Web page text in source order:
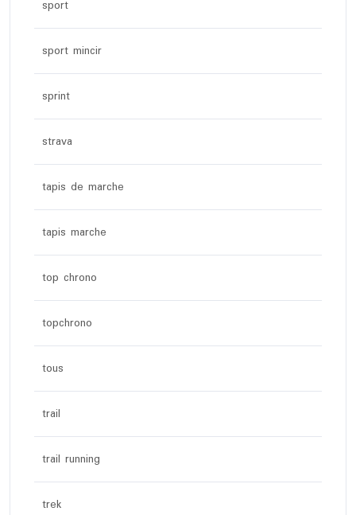
sport
sport mincir
sprint
strava
tapis de marche
tapis marche
top chrono
topchrono
tous
trail
trail running
trek